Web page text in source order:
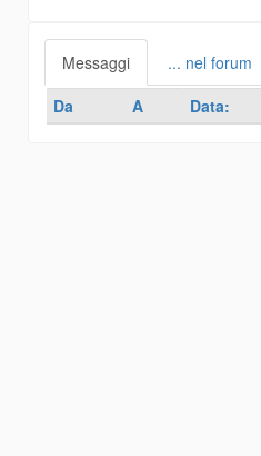
Messaggi
... nel forum
Da
A Data: